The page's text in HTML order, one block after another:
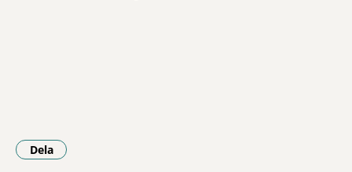
Dela
- Klicka för att öppna delningsalternativ.